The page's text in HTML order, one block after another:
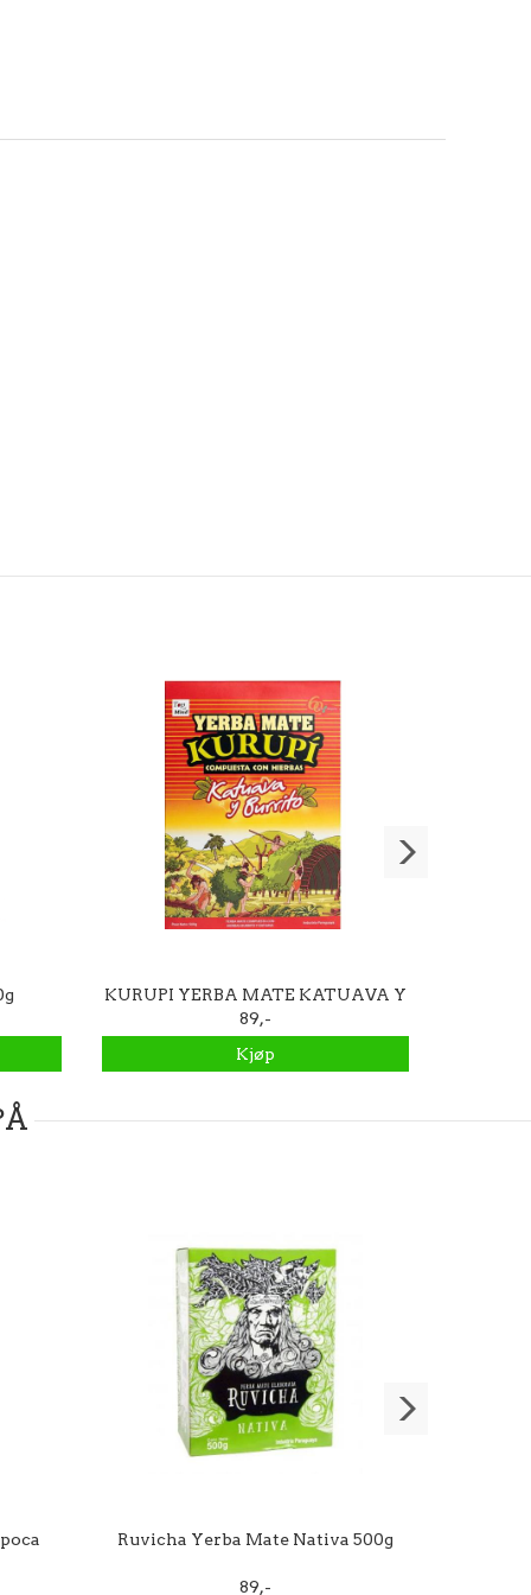
KURUPI YERBA MATE KATUAVA Y
BURRITO 500g
89,-
Kjøp
Ruvicha Yerba Mate Nativa 500g
89,-